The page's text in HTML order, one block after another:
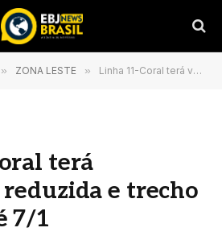
» ZONA LESTE » Linha 11-Coral terá velocidade reduzida e trecho fechado até 7/1
terá
e trecho
7/1